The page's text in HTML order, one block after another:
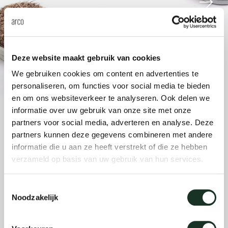
Deze website maakt gebruik van cookies
We gebruiken cookies om content en advertenties te
personaliseren, om functies voor social media te bieden
en om ons websiteverkeer te analyseren. Ook delen we
informatie over uw gebruik van onze site met onze
partners voor social media, adverteren en analyse. Deze
partners kunnen deze gegevens combineren met andere
informatie die u aan ze heeft verstrekt of die ze hebben
verzameld op basis van uw gebruik van hun services.
Noodzakelijk
ovale
runde
local
vision
sessel
cm13/
cm21
cm22
Kollektion
raw
jorre
ivan
Über Arco